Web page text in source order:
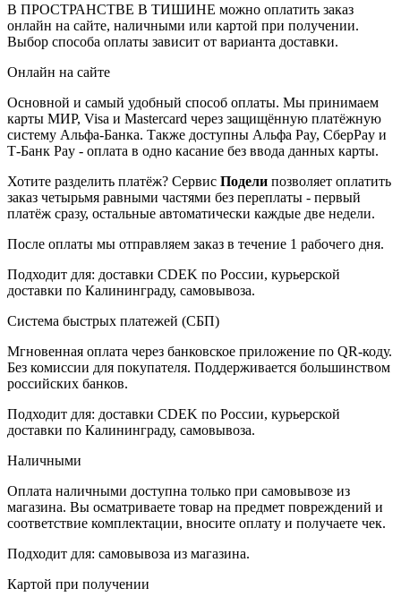
В ПРОСТРАНСТВЕ В ТИШИНЕ можно оплатить заказ
онлайн на сайте, наличными или картой при получении.
Выбор способа оплаты зависит от варианта доставки.
Онлайн на сайте
Основной и самый удобный способ оплаты. Мы принимаем
карты МИР, Visa и Mastercard через защищённую платёжную
систему Альфа-Банка. Также доступны Альфа Pay, СберPay и
Т-Банк Pay - оплата в одно касание без ввода данных карты.
Хотите разделить платёж? Сервис Подели позволяет оплатить
заказ четырьмя равными частями без переплаты - первый
платёж сразу, остальные автоматически каждые две недели.
После оплаты мы отправляем заказ в течение 1 рабочего дня.
Подходит для: доставки CDEK по России, курьерской
доставки по Калининграду, самовывоза.
Система быстрых платежей (СБП)
Мгновенная оплата через банковское приложение по QR-коду.
Без комиссии для покупателя. Поддерживается большинством
российских банков.
Подходит для: доставки CDEK по России, курьерской
доставки по Калининграду, самовывоза.
Наличными
Оплата наличными доступна только при самовывозе из
магазина. Вы осматриваете товар на предмет повреждений и
соответствие комплектации, вносите оплату и получаете чек.
Подходит для: самовывоза из магазина.
Картой при получении